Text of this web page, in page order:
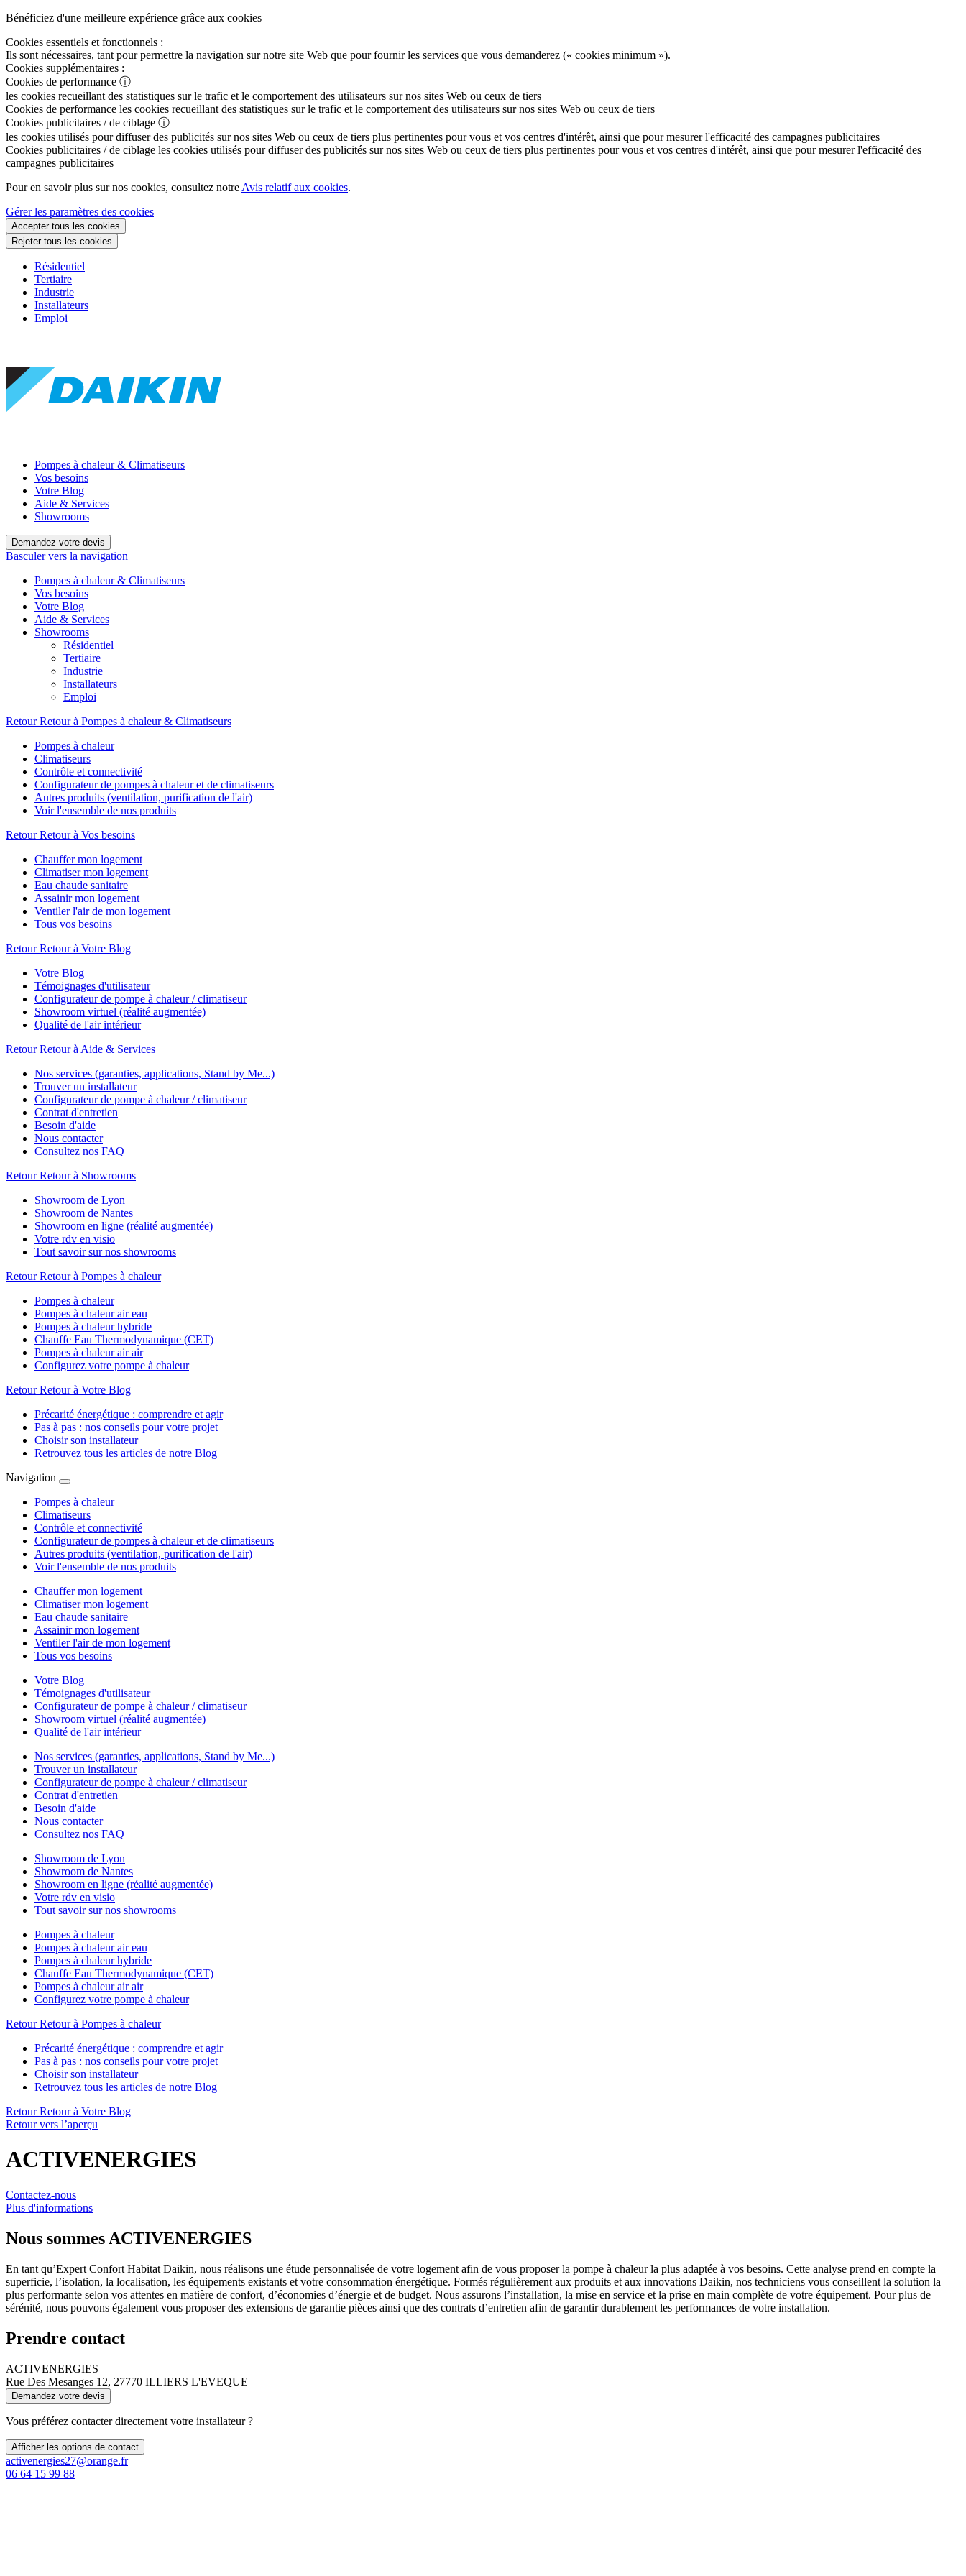
Bénéficiez d'une meilleure expérience grâce aux cookies
Cookies essentiels et fonctionnels :
Ils sont nécessaires, tant pour permettre la navigation sur notre site Web que pour fournir les services que vous demanderez (« cookies minimum »).
Cookies supplémentaires :
Cookies de performance ⓘ
les cookies recueillant des statistiques sur le trafic et le comportement des utilisateurs sur nos sites Web ou ceux de tiers
Cookies de performance les cookies recueillant des statistiques sur le trafic et le comportement des utilisateurs sur nos sites Web ou ceux de tiers
Cookies publicitaires / de ciblage ⓘ
les cookies utilisés pour diffuser des publicités sur nos sites Web ou ceux de tiers plus pertinentes pour vous et vos centres d'intérêt, ainsi que pour mesurer l'efficacité des campagnes publicitaires
Cookies publicitaires / de ciblage les cookies utilisés pour diffuser des publicités sur nos sites Web ou ceux de tiers plus pertinentes pour vous et vos centres d'intérêt, ainsi que pour mesurer l'efficacité des
campagnes publicitaires
Pour en savoir plus sur nos cookies, consultez notre Avis relatif aux cookies.
Gérer les paramètres des cookies
Accepter tous les cookies
Rejeter tous les cookies
Résidentiel
Tertiaire
Industrie
Installateurs
Emploi
Pompes à chaleur & Climatiseurs
Vos besoins
Votre Blog
Aide & Services
Showrooms
Demandez votre devis
Basculer vers la navigation
Pompes à chaleur & Climatiseurs
Vos besoins
Votre Blog
Aide & Services
Showrooms
Résidentiel
Tertiaire
Industrie
Installateurs
Emploi
Retour Retour à Pompes à chaleur & Climatiseurs
Pompes à chaleur
Climatiseurs
Contrôle et connectivité
Configurateur de pompes à chaleur et de climatiseurs
Autres produits (ventilation, purification de l'air)
Voir l'ensemble de nos produits
Retour Retour à Vos besoins
Chauffer mon logement
Climatiser mon logement
Eau chaude sanitaire
Assainir mon logement
Ventiler l'air de mon logement
Tous vos besoins
Retour Retour à Votre Blog
Votre Blog
Témoignages d'utilisateur
Configurateur de pompe à chaleur / climatiseur
Showroom virtuel (réalité augmentée)
Qualité de l'air intérieur
Retour Retour à Aide & Services
Nos services (garanties, applications, Stand by Me...)
Trouver un installateur
Configurateur de pompe à chaleur / climatiseur
Contrat d'entretien
Besoin d'aide
Nous contacter
Consultez nos FAQ
Retour Retour à Showrooms
Showroom de Lyon
Showroom de Nantes
Showroom en ligne (réalité augmentée)
Votre rdv en visio
Tout savoir sur nos showrooms
Retour Retour à Pompes à chaleur
Pompes à chaleur
Pompes à chaleur air eau
Pompes à chaleur hybride
Chauffe Eau Thermodynamique (CET)
Pompes à chaleur air air
Configurez votre pompe à chaleur
Retour Retour à Votre Blog
Précarité énergétique : comprendre et agir
Pas à pas : nos conseils pour votre projet
Choisir son installateur
Retrouvez tous les articles de notre Blog
Navigation
Pompes à chaleur
Climatiseurs
Contrôle et connectivité
Configurateur de pompes à chaleur et de climatiseurs
Autres produits (ventilation, purification de l'air)
Voir l'ensemble de nos produits
Chauffer mon logement
Climatiser mon logement
Eau chaude sanitaire
Assainir mon logement
Ventiler l'air de mon logement
Tous vos besoins
Votre Blog
Témoignages d'utilisateur
Configurateur de pompe à chaleur / climatiseur
Showroom virtuel (réalité augmentée)
Qualité de l'air intérieur
Nos services (garanties, applications, Stand by Me...)
Trouver un installateur
Configurateur de pompe à chaleur / climatiseur
Contrat d'entretien
Besoin d'aide
Nous contacter
Consultez nos FAQ
Showroom de Lyon
Showroom de Nantes
Showroom en ligne (réalité augmentée)
Votre rdv en visio
Tout savoir sur nos showrooms
Pompes à chaleur
Pompes à chaleur air eau
Pompes à chaleur hybride
Chauffe Eau Thermodynamique (CET)
Pompes à chaleur air air
Configurez votre pompe à chaleur
Retour Retour à Pompes à chaleur
Précarité énergétique : comprendre et agir
Pas à pas : nos conseils pour votre projet
Choisir son installateur
Retrouvez tous les articles de notre Blog
Retour Retour à Votre Blog
Retour vers l’aperçu
ACTIVENERGIES
Contactez-nous
Plus d'informations
Nous sommes ACTIVENERGIES
En tant qu’Expert Confort Habitat Daikin, nous réalisons une étude personnalisée de votre logement afin de vous proposer la pompe à chaleur la plus adaptée à vos besoins. Cette analyse prend en compte la
superficie, l’isolation, la localisation, les équipements existants et votre consommation énergétique. Formés régulièrement aux produits et aux innovations Daikin, nos techniciens vous conseillent la solution la
plus performante selon vos attentes en matière de confort, d’économies d’énergie et de budget. Nous assurons l’installation, la mise en service et la prise en main complète de votre équipement. Pour plus de
sérénité, nous pouvons également vous proposer des extensions de garantie pièces ainsi que des contrats d’entretien afin de garantir durablement les performances de votre installation.
Prendre contact
ACTIVENERGIES
Rue Des Mesanges 12, 27770 ILLIERS L'EVEQUE
Demandez votre devis
Vous préférez contacter directement votre installateur ?
Afficher les options de contact
activenergies27@orange.fr
06 64 15 99 88